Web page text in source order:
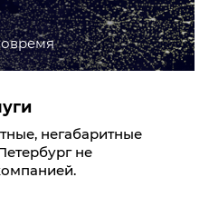
негабаритные
не